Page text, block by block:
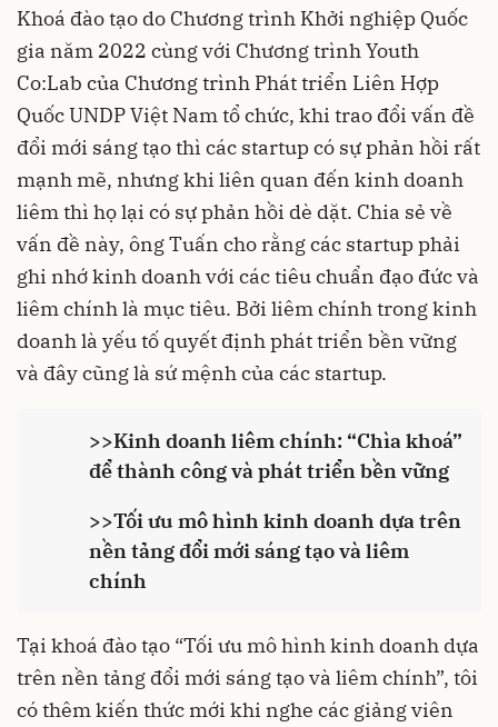
Khoá đào tạo do Chương trình Khởi nghiệp Quốc
gia năm 2022 cùng với Chương trình Youth
Co:Lab của Chương trình Phát triển Liên Hợp
Quốc UNDP Việt Nam tổ chức, khi trao đổi vấn đề
đổi mới sáng tạo thì các startup có sự phản hồi rất
mạnh mẽ, nhưng khi liên quan đến kinh doanh
liêm thì họ lại có sự phản hồi dè dặt. Chia sẻ về
vấn đề này, ông Tuấn cho rằng các startup phải
ghi nhớ kinh doanh với các tiêu chuẩn đạo đức và
liêm chính là mục tiêu. Bởi liêm chính trong kinh
doanh là yếu tố quyết định phát triển bền vững
và đây cũng là sứ mệnh của các startup.
>>Kinh doanh liêm chính: “Chìa khoá”
để thành công và phát triển bền vững
>>Tối ưu mô hình kinh doanh dựa trên
nền tảng đổi mới sáng tạo và liêm
chính
Tại khoá đào tạo “Tối ưu mô hình kinh doanh dựa
trên nền tảng đổi mới sáng tạo và liêm chính”, tôi
có thêm kiến thức mới khi nghe các giảng viên